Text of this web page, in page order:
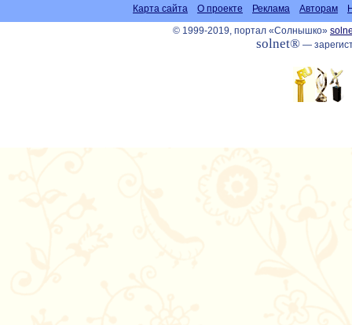
Карта сайта О проекте Реклама Авторам
© 1999-2019, портал «Солнышко»
solnet®—